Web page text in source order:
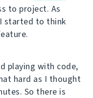
to project. As
started to think
playing with code,
hard as I thought
So there is